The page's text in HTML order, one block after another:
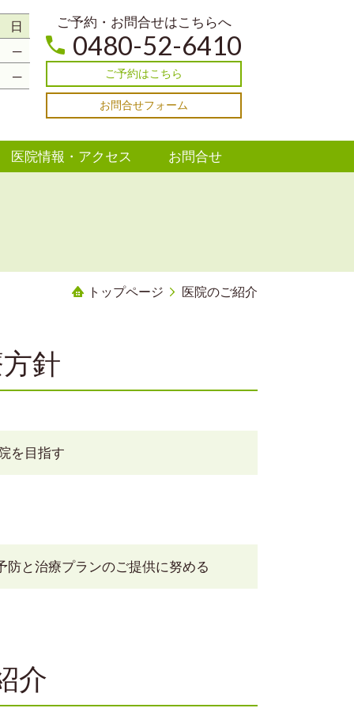
日
─
─
ご予約・お問合せはこちらへ
0480-52-6410
ご予約はこちら
お問合せフォーム
医院情報・アクセス お問合せ
トップページ 医院のご紹介
針
を目指す
と治療プランのご提供に努める
介